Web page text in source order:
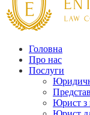
Головна
Про нас
Послуги
Юрист з